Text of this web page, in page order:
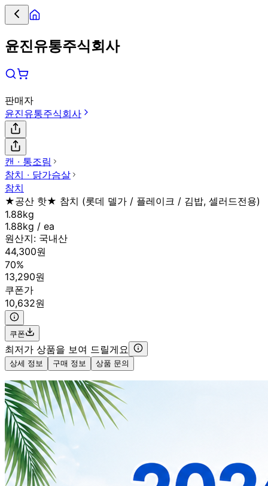
윤진유통주식회사
판매자
윤진유통주식회사
캔 ∙ 통조림
참치 ∙ 닭가슴살
참치
★공산 핫★ 참치 (롯데 델가 / 플레이크 / 김밥, 셀러드전용)
1.88kg
1.88kg / ea
원산지: 국내산
44,300원
70%
13,290원
쿠폰가
10,632원
쿠폰
최저가 상품을 보여 드릴게요
상세 정보 구매 정보 상품 문의